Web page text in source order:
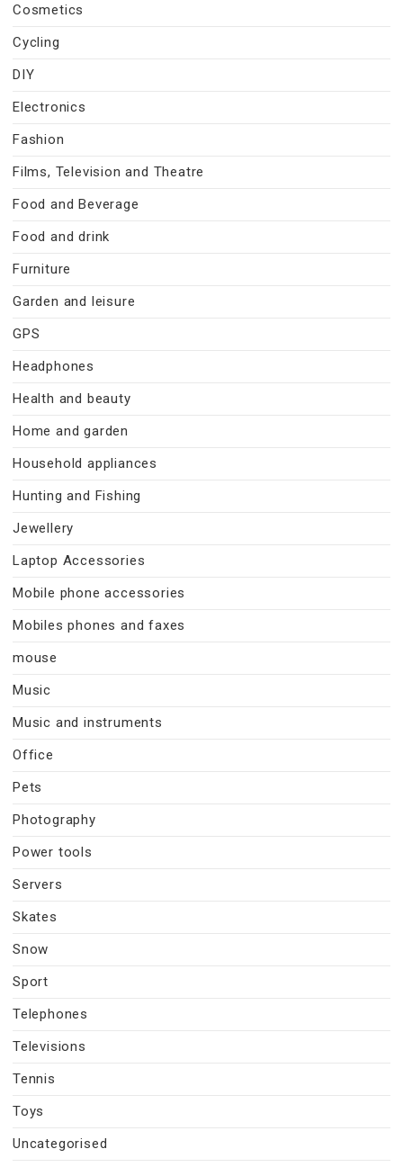
Cosmetics
Cycling
DIY
Electronics
Fashion
Films, Television and Theatre
Food and Beverage
Food and drink
Furniture
Garden and leisure
GPS
Headphones
Health and beauty
Home and garden
Household appliances
Hunting and Fishing
Jewellery
Laptop Accessories
Mobile phone accessories
Mobiles phones and faxes
mouse
Music
Music and instruments
Office
Pets
Photography
Power tools
Servers
Skates
Snow
Sport
Telephones
Televisions
Tennis
Toys
Uncategorised